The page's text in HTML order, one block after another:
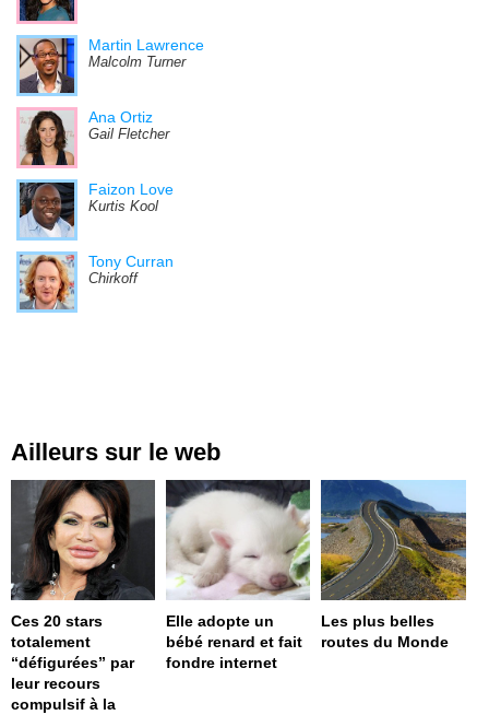
Martin Lawrence
Malcolm Turner
Ana Ortiz
Gail Fletcher
Faizon Love
Kurtis Kool
Tony Curran
Chirkoff
Ailleurs sur le web
Ces 20 stars
totalement
“défigurées” par
leur recours
compulsif à la
Elle adopte un
bébé renard et fait
fondre internet
Les plus belles
routes du Monde